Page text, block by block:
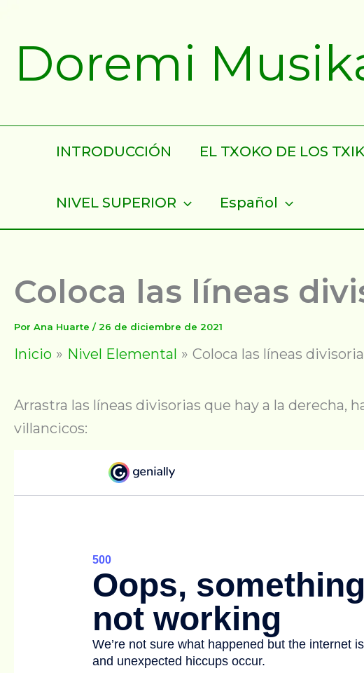
contenido
Doremi
INTRODUCCIÓN EL TXOKO DE LOS
NIVEL SUPERIOR Español
Coloca las líneas
Por Ana Huarte /26 de diciembre de 2021
Inicio Nivel Elemental Coloca las líneas
Arrastra las líneas divisorias que hay a la derecha,
villancicos: